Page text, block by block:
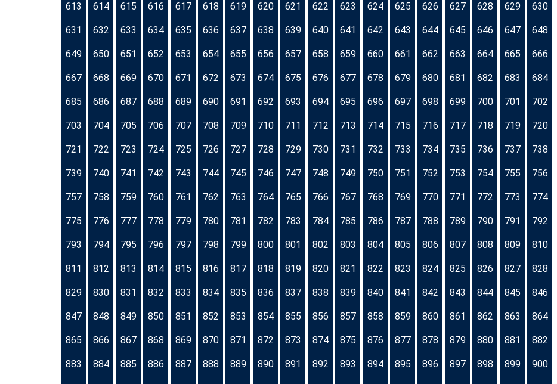
613 614 615 616 617 618 619 620 621 622 623 624 625 626 627 628 629 630
631 632 633 634 635 636 637 638 639 640 641 642 643 644 645 646 647 648
649 650 651 652 653 654 655 656 657 658 659 660 661 662 663 664 665 666
667 668 669 670 671 672 673 674 675 676 677 678 679 680 681 682 683 684
685 686 687 688 689 690 691 692 693 694 695 696 697 698 699 700 701 702
703 704 705 706 707 708 709 710 711 712 713 714 715 716 717 718 719 720
721 722 723 724 725 726 727 728 729 730 731 732 733 734 735 736 737 738
739 740 741 742 743 744 745 746 747 748 749 750 751 752 753 754 755 756
757 758 759 760 761 762 763 764 765 766 767 768 769 770 771 772 773 774
775 776 777 778 779 780 781 782 783 784 785 786 787 788 789 790 791 792
793 794 795 796 797 798 799 800 801 802 803 804 805 806 807 808 809 810
811 812 813 814 815 816 817 818 819 820 821 822 823 824 825 826 827 828
829 830 831 832 833 834 835 836 837 838 839 840 841 842 843 844 845 846
847 848 849 850 851 852 853 854 855 856 857 858 859 860 861 862 863 864
865 866 867 868 869 870 871 872 873 874 875 876 877 878 879 880 881 882
883 884 885 886 887 888 889 890 891 892 893 894 895 896 897 898 899 900